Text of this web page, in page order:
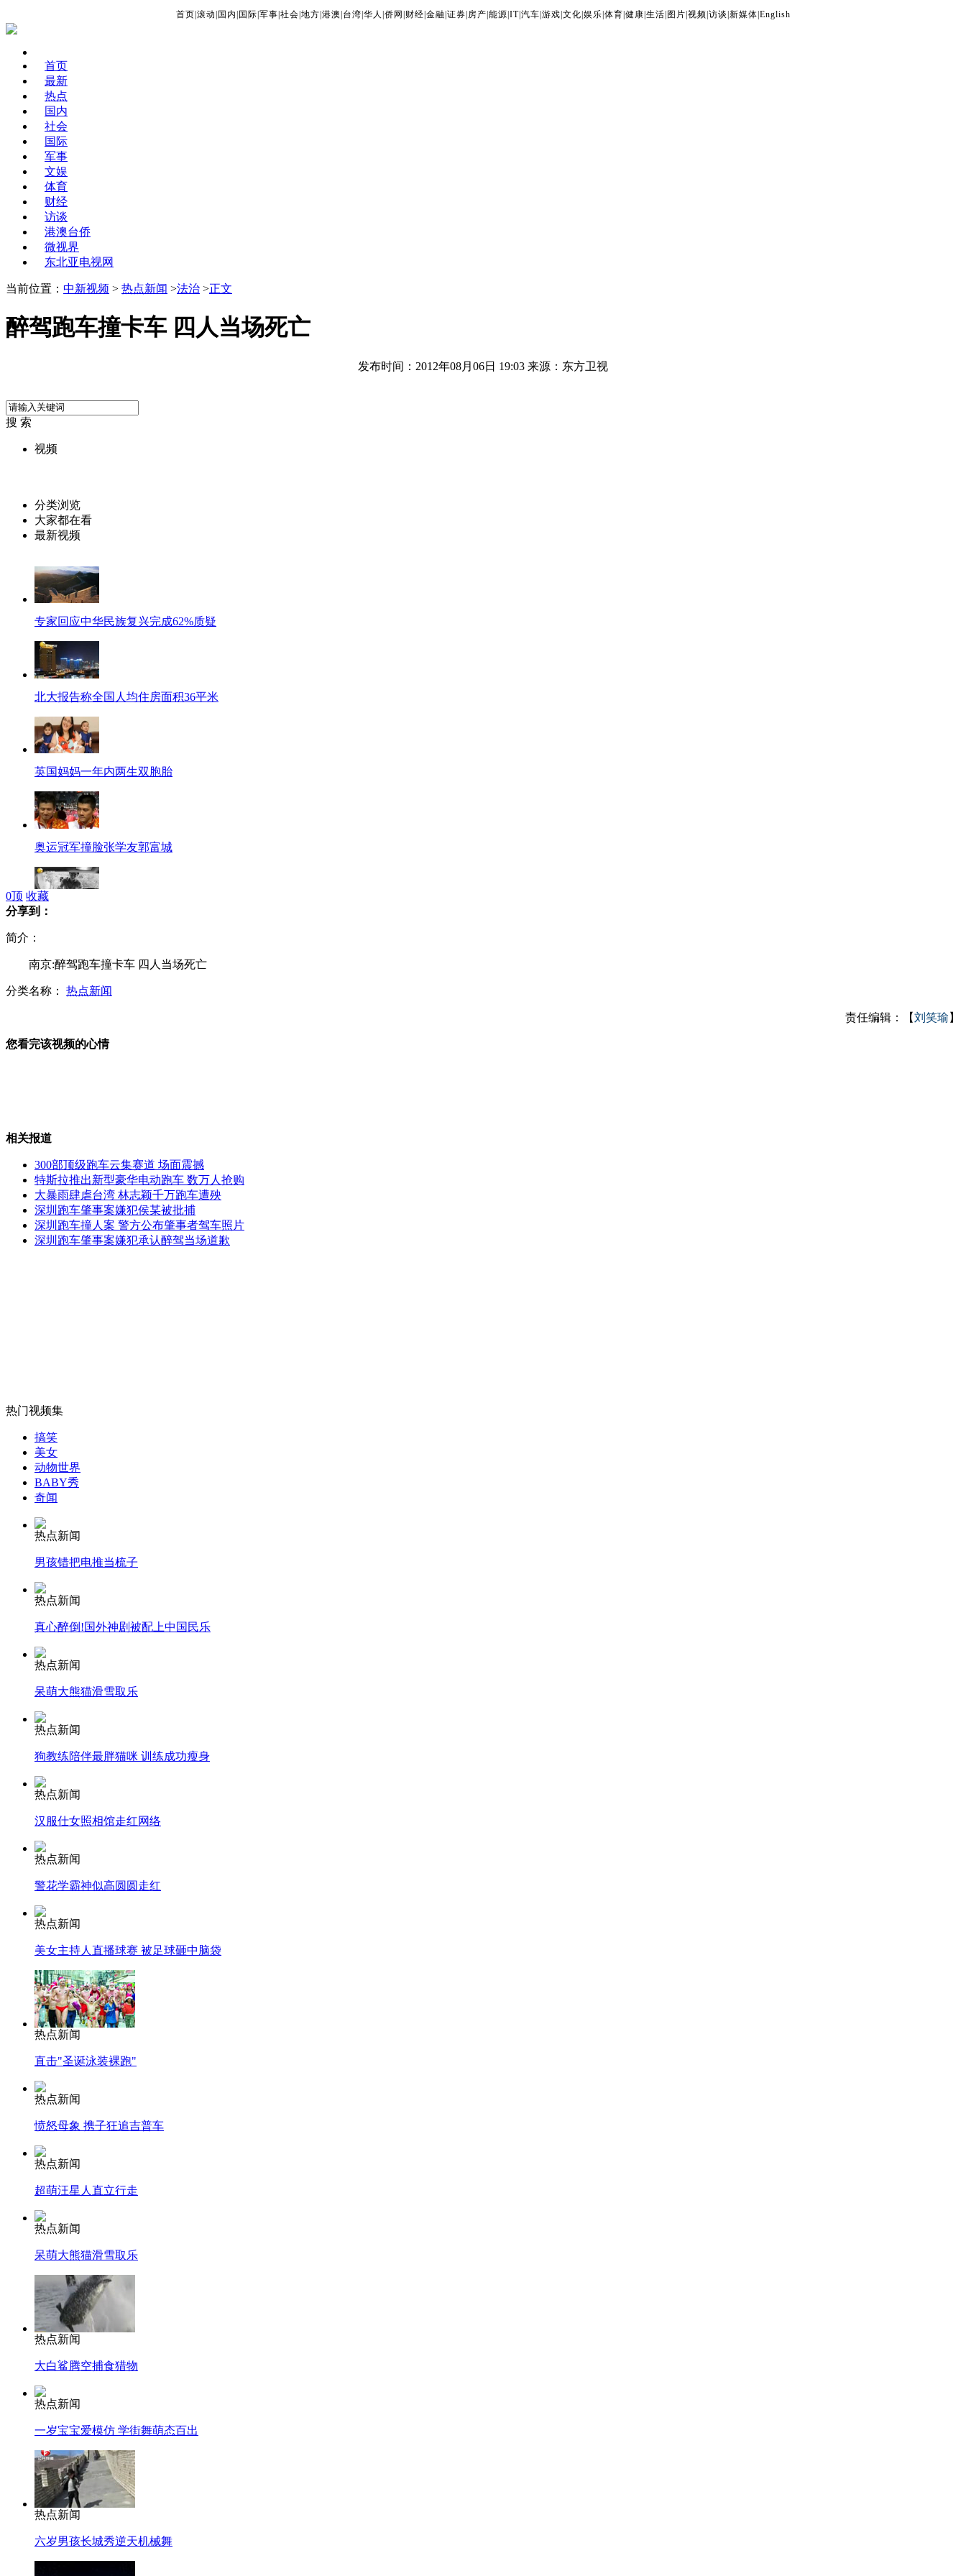
首页 滚动 国内 国际 军事 社会 地方 港澳 台湾 华人 侨网 财经 金融 证券 房产 能源 IT| 汽车 游戏 文化 娱乐 体育 健康 生活 图片 视频 访谈 新媒体 English
首页
最新
热点
国内
社会
国际
军事
文娱
体育
财经
访谈
港澳台侨
微视界
东北亚电视网
当前位置： 中新视频 > 热点新闻 >法治 >正文
醉驾跑车撞卡车 四人当场死亡
发布时间：2012年08月06日 19:03 来源：东方卫视
搜 索
视频
分类浏览
大家都在看
最新视频
专家回应中华民族复兴完成62%质疑
北大报告称全国人均住房面积36平米
英国妈妈一年内两生双胞胎
奥运冠军撞脸张学友郭富城
叙总理被解职 已叛逃至约旦
实拍小伙网吧脱鞋遭人殴打
醉汉奥运赛场扔酒瓶 被柔道女暴打
无痛分娩是否安全 医生回应
外交部：反对强权政治霸凌主义
外交部：有关国家言论片面不公正
安徽一实载49人客车翻车
走！跟着总书记去植树
消防员救轻生者
纽约上演“枕头大战”
司机酒驾遇交警 急速倒车逃窜
0顶 收藏
分享到：
简介：
南京:醉驾跑车撞卡车 四人当场死亡
分类名称： 热点新闻
责任编辑：【刘笑瑜 】
您看完该视频的心情
相关报道
300部顶级跑车云集赛道 场面震撼
特斯拉推出新型豪华电动跑车 数万人抢购
大暴雨肆虐台湾 林志颖千万跑车遭殃
深圳跑车肇事案嫌犯侯某被批捕
深圳跑车撞人案 警方公布肇事者驾车照片
深圳跑车肇事案嫌犯承认醉驾当场道歉
热门视频集
搞笑
美女
动物世界
BABY秀
奇闻
热点新闻
男孩错把电推当梳子
热点新闻
真心醉倒!国外神剧被配上中国民乐
热点新闻
呆萌大熊猫滑雪取乐
热点新闻
狗教练陪伴最胖猫咪 训练成功瘦身
热点新闻
汉服仕女照相馆走红网络
热点新闻
警花学霸神似高圆圆走红
热点新闻
美女主持人直播球赛 被足球砸中脑袋
热点新闻
直击"圣诞泳装裸跑"
热点新闻
愤怒母象 携子狂追吉普车
热点新闻
超萌汪星人直立行走
热点新闻
呆萌大熊猫滑雪取乐
热点新闻
大白鲨腾空捕食猎物
热点新闻
一岁宝宝爱模仿 学街舞萌态百出
热点新闻
六岁男孩长城秀逆天机械舞